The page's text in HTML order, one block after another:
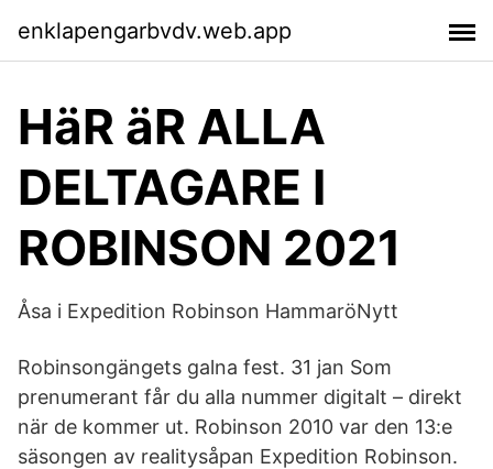
enklapengarbvdv.web.app
HäR äR ALLA
DELTAGARE I
ROBINSON 2021
Åsa i Expedition Robinson HammaröNytt
Robinsongängets galna fest. 31 jan Som
prenumerant får du alla nummer digitalt – direkt
när de kommer ut. Robinson 2010 var den 13:e
säsongen av realitysåpan Expedition Robinson.